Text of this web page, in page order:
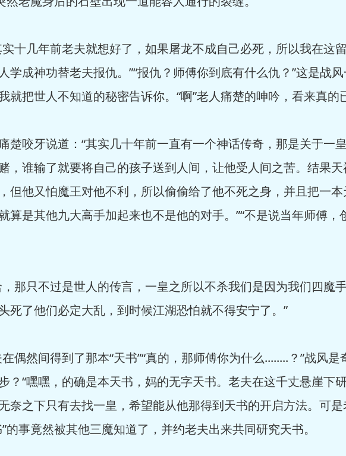
几年前老夫就想好了，如果屠龙不成自己必死，所以我在这
学成神功替老夫报仇。”“报仇？师傅你到底有什么仇？”这是战
就把世人不知道的秘密告诉你。“啊”老人痛楚的呻吟，看来真的
咬牙说道：“其实几十年前一直有一个神话传奇，那是关于一
，谁输了就要将自己的孩子送到人间，让他受人间之苦。结果
但他又怕魔王对他不利，所以偷偷给了他不死之身，并且把一
算是其他九大高手加起来也不是他的对手。”“不是说当年师傅，
只不过是世人的传言，一皇之所以不杀我们是因为我们四魔
死了他们必定大乱，到时候江湖恐怕就不得安宁了。”
然间得到了那本“天书”“真的，那师傅你为什么........？”战风是
？“嘿嘿，的确是本天书，妈的无字天书。老夫在这千丈悬崖下
奈之下只有去找一皇，希望能从他那得到天书的开启方法。可
的事竟然被其他三魔知道了，并约老夫出来共同研究天书。